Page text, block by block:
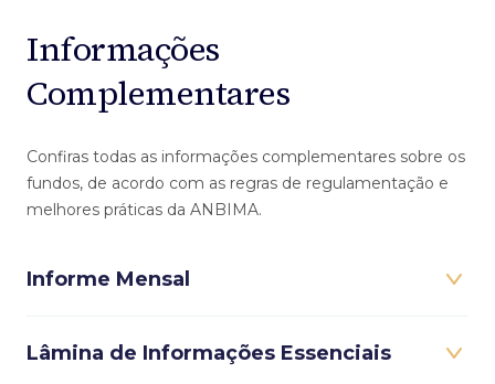
Informações
Complementares
Confiras todas as informações complementares sobre os
fundos, de acordo com as regras de regulamentação e
melhores práticas da ANBIMA.
Informe Mensal
Lâmina de Informações Essenciais